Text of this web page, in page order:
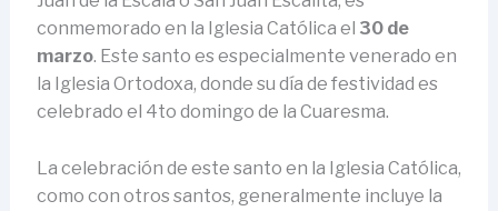
conmemorado en la Iglesia Católica el 30 de
marzo. Este santo es especialmente venerado en
la Iglesia Ortodoxa, donde su día de festividad es
celebrado el 4to domingo de la Cuaresma.
La celebración de este santo en la Iglesia Católica,
como con otros santos, generalmente incluye la